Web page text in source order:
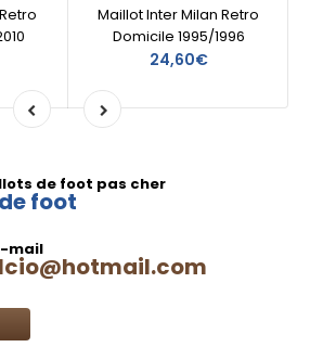
Maillot Inter Milan Retro
Domicile 1995/1996
24,60€
de foot pas cher
foot
mail